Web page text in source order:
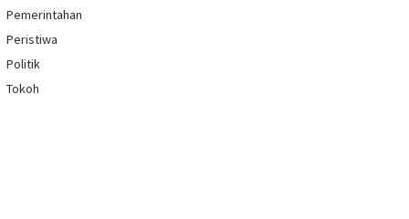
Pemerintahan
Peristiwa
Politik
Tokoh